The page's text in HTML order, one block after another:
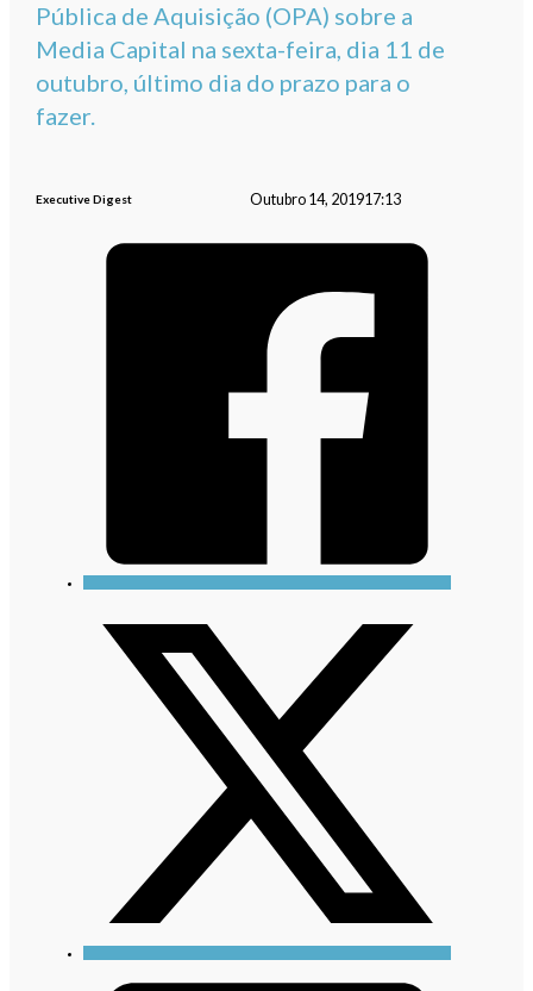
Pública de Aquisição (OPA) sobre a
Media Capital na sexta-feira, dia 11 de
outubro, último dia do prazo para o
fazer.
Executive Digest Outubro 14, 201917:13